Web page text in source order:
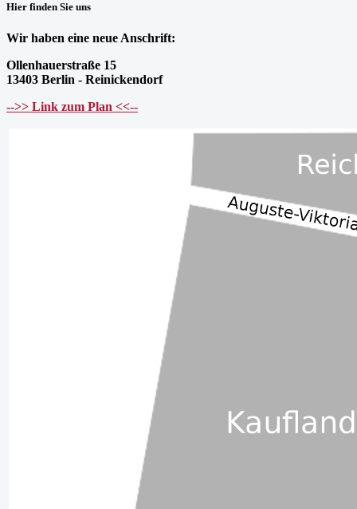
Hier finden Sie uns
Wir haben eine neue Anschrift:
Ollenhauerstraße 15
13403 Berlin - Reinickendorf
-->> Link zum Plan <<--